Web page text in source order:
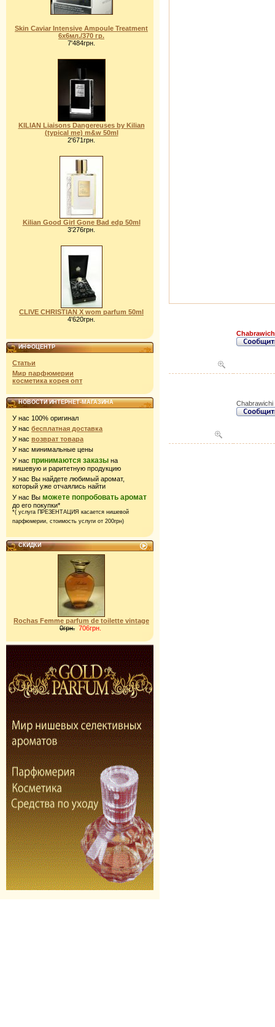
Skin Caviar Intensive Ampoule Treatment
6x6мл./370 гр.
7'484грн.
KILIAN Liaisons Dangereuses by Kilian
(typical me) m&w 50ml
2'671грн.
Kilian Good Girl Gone Bad edp 50ml
3'276грн.
CLIVE CHRISTIAN X wom parfum 50ml
4'620грн.
ИНФОЦЕНТР
Статьи
Мир парфюмерии
косметика корея опт
НОВОСТИ ИНТЕРНЕТ-МАГАЗИНА
У нас 100% оригинал
У нас бесплатная доставка
У нас возврат товара
У нас минимальные цены
У нас принимаются заказы на
нишевую и раритетную продукцию
У нас Вы найдете любимый аромат,
который уже отчаялись найти
У нас Вы можете попробовать аромат
до его покупки*
*( услуга ПРЕЗЕНТАЦИЯ касается нишевой
парфюмерии, стоимость услуги от 200грн)
СКИДКИ
Rochas Femme parfum de toilette vintage
0грн. 706грн.
Chabrawichi